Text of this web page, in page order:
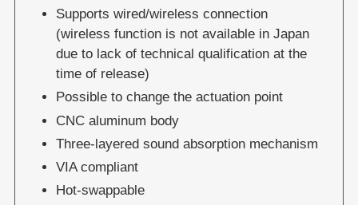
Supports wired/wireless connection
(wireless function is not available in Japan
due to lack of technical qualification at the
time of release)
Possible to change the actuation point
CNC aluminum body
Three-layered sound absorption mechanism
VIA compliant
Hot-swappable